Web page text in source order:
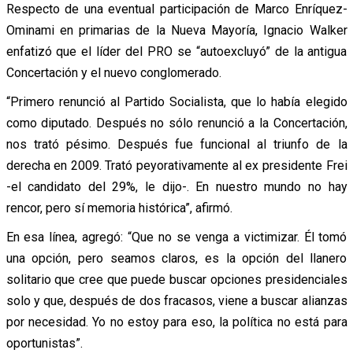
Respecto de una eventual participación de Marco Enríquez-
Ominami en primarias de la Nueva Mayoría, Ignacio Walker
enfatizó que el líder del PRO se “autoexcluyó” de la antigua
Concertación y el nuevo conglomerado.
“Primero renunció al Partido Socialista, que lo había elegido
como diputado. Después no sólo renunció a la Concertación,
nos trató pésimo. Después fue funcional al triunfo de la
derecha en 2009. Trató peyorativamente al ex presidente Frei
-el candidato del 29%, le dijo-. En nuestro mundo no hay
rencor, pero sí memoria histórica”, afirmó.
En esa línea, agregó: “Que no se venga a victimizar. Él tomó
una opción, pero seamos claros, es la opción del llanero
solitario que cree que puede buscar opciones presidenciales
solo y que, después de dos fracasos, viene a buscar alianzas
por necesidad. Yo no estoy para eso, la política no está para
oportunistas”.